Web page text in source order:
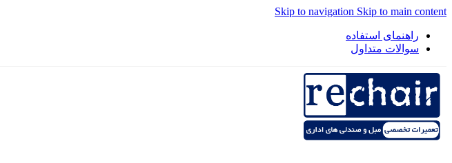
Skip to navigation Skip to main content
راهنمای استفاده
سوالات متداول